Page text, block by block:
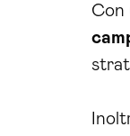
Con